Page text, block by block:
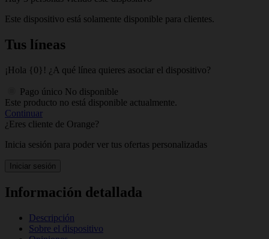
Este dispositivo está solamente disponible para clientes.
Tus líneas
¡Hola {0}! ¿A qué línea quieres asociar el dispositivo?
Pago único No disponible
Este producto no está disponible actualmente.
Continuar
¿Eres cliente de Orange?
Inicia sesión para poder ver tus ofertas personalizadas
Iniciar sesión
Información detallada
Descripción
Sobre el dispositivo